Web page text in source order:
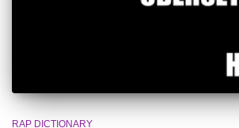
RAP DICTIONARY